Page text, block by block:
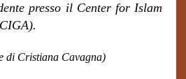
presso il Center for Islam
di Cristiana Cavagna)